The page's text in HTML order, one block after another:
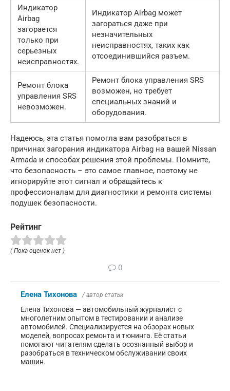
Индикатор
Airbag
загорается
только при
серьезных
неисправностях.
Индикатор Airbag может
загораться даже при
незначительных
неисправностях, таких как
отсоединившийся разъем.
Ремонт блока
управления SRS
невозможен.
Ремонт блока управления SRS
возможен, но требует
специальных знаний и
оборудования.
Надеюсь, эта статья помогла вам разобраться в
причинах загорания индикатора Airbag на вашей Nissan
Armada и способах решения этой проблемы. Помните,
что безопасность – это самое главное, поэтому не
игнорируйте этот сигнал и обращайтесь к
профессионалам для диагностики и ремонта системы
подушек безопасности.
Рейтинг
( Пока оценок нет )
0
Елена Тихонова / автор статьи
Елена Тихонова — автомобильный журналист с
многолетним опытом в тестировании и анализе
автомобилей. Специализируется на обзорах новых
моделей, вопросах ремонта и тюнинга. Её статьи
помогают читателям сделать осознанный выбор и
разобраться в техническом обслуживании своих
машин.